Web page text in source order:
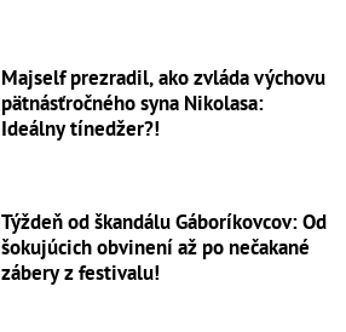
Majself prezradil, ako zvláda výchovu
pätnásťročného syna Nikolasa:
Ideálny tínedžer?!
Týždeň od škandálu Gáboríkovcov: Od
šokujúcich obvinení až po nečakané
zábery z festivalu!